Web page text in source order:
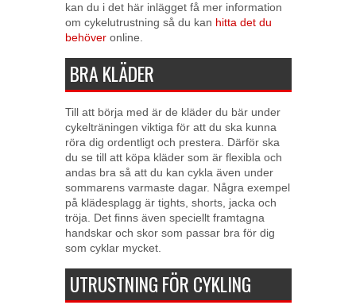
kan du i det här inlägget få mer information
om cykelutrustning så du kan hitta det du
behöveronline.
BRA KLÄDER
Till att börja med är de kläder du bär under
cykelträningen viktiga för att du ska kunna
röra dig ordentligt och prestera. Därför ska
du se till att köpa kläder som är flexibla och
andas bra så att du kan cykla även under
sommarens varmaste dagar. Några exempel
på klädesplagg är tights, shorts, jacka och
tröja. Det finns även speciellt framtagna
handskar och skor som passar bra för dig
som cyklar mycket.
UTRUSTNING FÖR CYKLING